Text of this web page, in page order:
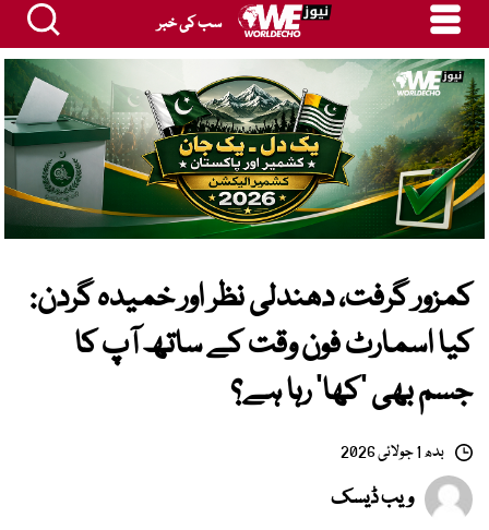
سب کی خبر
کمزور گرفت، دھندلی نظر اور خمیدہ گردن:
کیا اسمارٹ فون وقت کے ساتھ آپ کا
جسم بھی ’کھا‘ رہا ہے؟
بدھ 1 جولائی 2026
ویب ڈیسک